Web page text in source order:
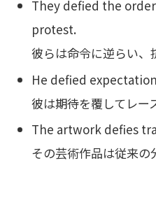
They defied the
protest.
彼らは命令に逆らい、
He defied
彼は期待を覆してレー
The artwork defies
その芸術作品は従来の